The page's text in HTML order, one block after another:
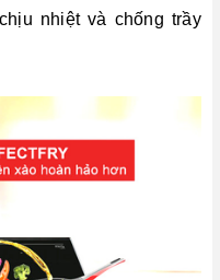
nhiệt và chống trầy